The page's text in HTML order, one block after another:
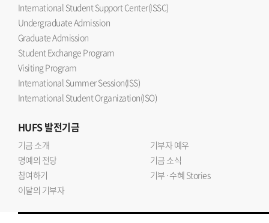
International Student Support Center(ISSC)
Undergraduate Admission
Graduate Admission
Student Exchange Program
Visiting Program
International Summer Session(ISS)
International Student Organization(ISO)
HUFS발전기금
기금 소개
기부자 예우
명예의 전당
기금 소식
참여하기
기부·수혜 Stories
이달의 기부자